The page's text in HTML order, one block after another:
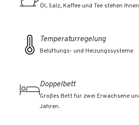
Öl, Salz, Kaffee und Tee stehen
Temperaturregelung
Belüftungs- und Heizungssysteme
Doppelbett
Großes Bett für zwei Erwachsene
Jahren.